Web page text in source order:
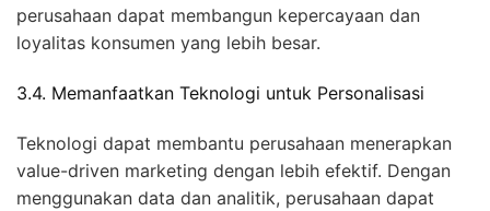
perusahaan dapat membangun kepercayaan dan
loyalitas konsumen yang lebih besar.
3.4. Memanfaatkan Teknologi untuk Personalisasi
Teknologi dapat membantu perusahaan menerapkan
value-driven marketing dengan lebih efektif. Dengan
menggunakan data dan analitik, perusahaan dapat